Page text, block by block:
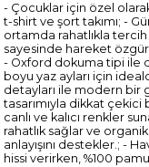
- Çocuklar için özel
t-shirt ve şort takımı; -
ortamda rahatlıkla
sayesinde hareket
- Oxford dokuma tipi ile
boyu yaz ayları için
detayları ile modern bir
tasarımıyla dikkat
canlı ve kalıcı renkler
rahatlık sağlar ve
anlayışını destekler.; -
hissi verirken, %100